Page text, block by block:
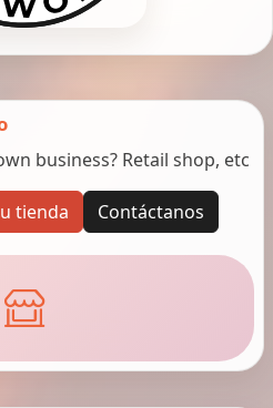
business? Retail shop, etc
tienda Contáctanos